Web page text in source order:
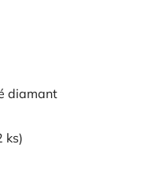
diamant
ks)